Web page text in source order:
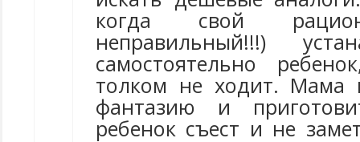
когда свой
неправильный!!!)
самостоятельно
толком не ходит. Мама
фантазию и
ребенок съест и не